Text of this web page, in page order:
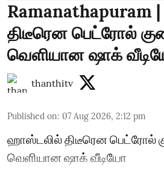
Ramanathapuram
திடீரென பெட்ரோல்
வெளியான ஷாக்
thanthitv
Published on: 07 Aug 2026, 2:12 pm
ஹாஸ்டலில் திடீரென பெட்ரோல்
வெளியான ஷாக் வீடியோ